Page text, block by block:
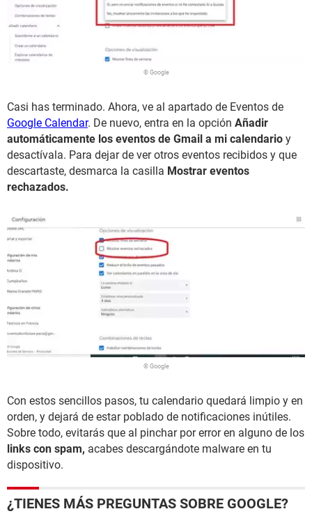
© Google
Casi has terminado. Ahora, ve al apartado de Eventos de
Google Calendar. De nuevo, entra en la opción Añadir
automáticamente los eventos de Gmail a mi calendario y
desactívala. Para dejar de ver otros eventos recibidos y que
descartaste, desmarca la casilla Mostrar eventos
rechazados.
© Google
Con estos sencillos pasos, tu calendario quedará limpio y en
orden, y dejará de estar poblado de notificaciones inútiles.
Sobre todo, evitarás que al pinchar por error en alguno de los
links con spam, acabes descargándote malware en tu
dispositivo.
¿TIENES MÁS PREGUNTAS SOBRE GOOGLE?